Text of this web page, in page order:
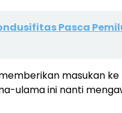
Pasca
masukan
ulama ini nanti